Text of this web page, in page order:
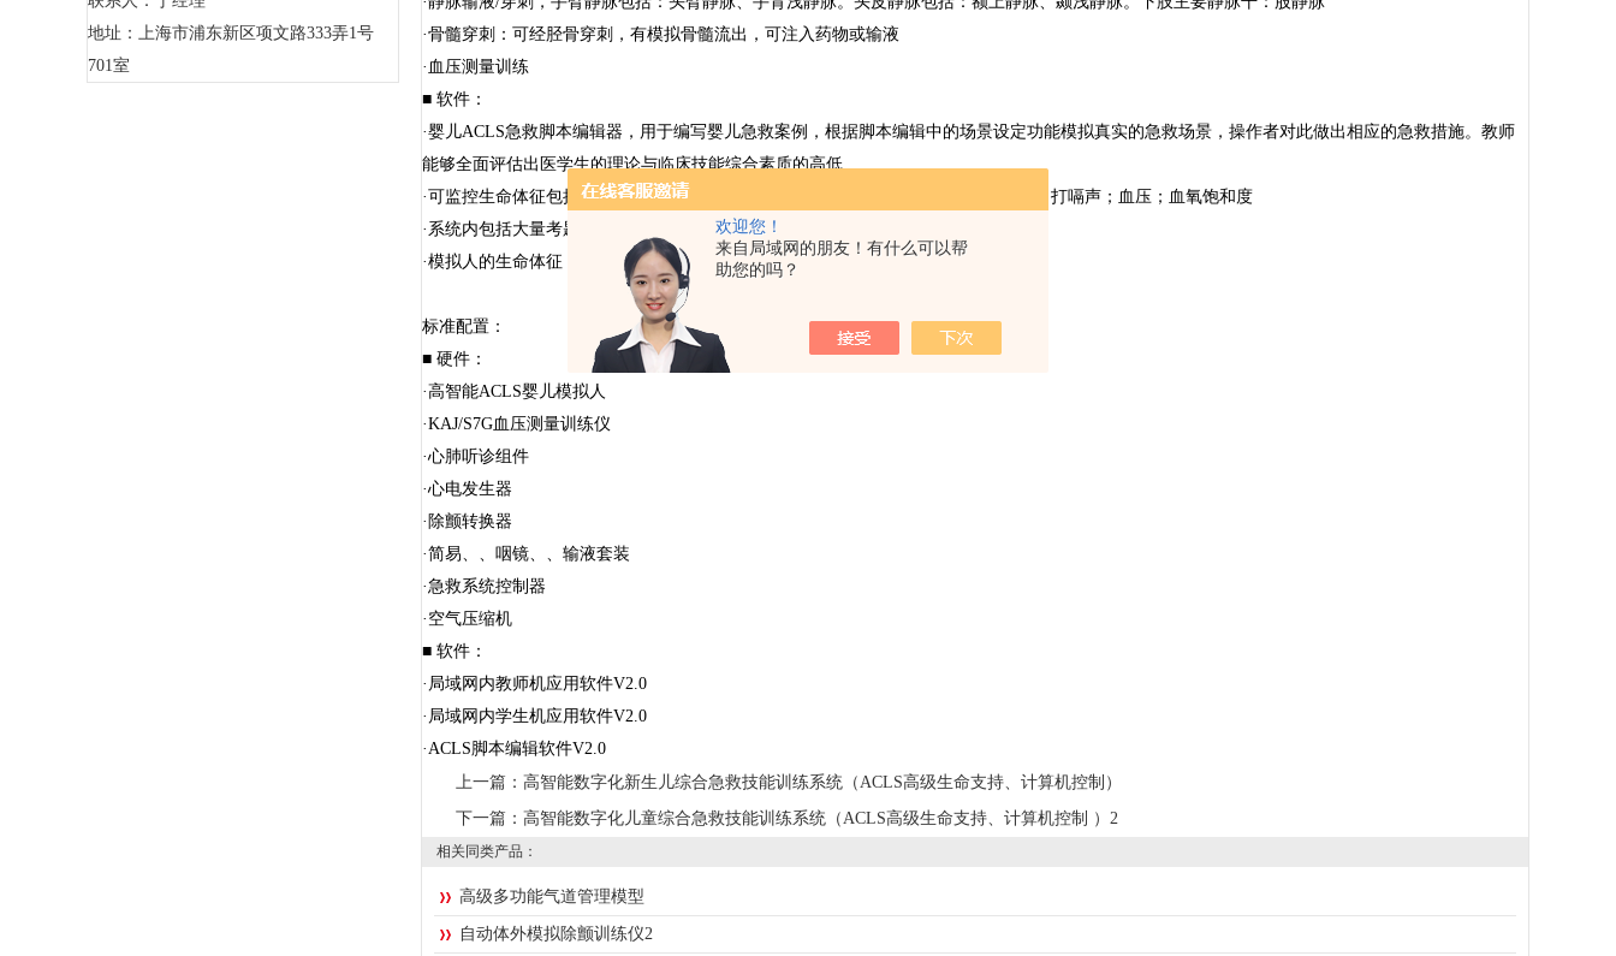
欢迎您！
来自局域网的朋友！有什么可以帮
助您的吗？
地址：上海市浦东新区项文路333弄1号
701室
·骨髓穿刺：可经胫骨穿刺，有模拟骨髓流出，可注入药物或输液
·血压测量训练
■ 软件：
·婴儿ACLS急救脚本编辑器，用于编写婴儿急救案例，根据脚本编辑中的场景设定功能模拟真实的急救场景，操作者对此做出相应的急救措施。教师
能够全面评估出医学生的理论与临床技能综合素质的高低
·可监控生命体征包括：自主呼吸，模拟股动脉，股动脉的搏动；心率；心律；噪声；打嗝声；血压；血氧饱和度
·系统内包括大量考题，心电图，急救理论知识，急救场景，病例等
·模拟人的生命体征，并由外部事件驱动脚本的运行，记录操作日志
标准配置：
■ 硬件：
·高智能ACLS婴儿模拟人
·KAJ/S7G血压测量训练仪
·心肺听诊组件
·心电发生器
·除颤转换器
·简易、、咽镜、、输液套装
·急救系统控制器
·空气压缩机
■ 软件：
·局域网内教师机应用软件V2.0
·局域网内学生机应用软件V2.0
·ACLS脚本编辑软件V2.0
上一篇： 高智能数字化新生儿综合急救技能训练系统（ACLS高级生命支持、计算机控制）
下一篇： 高智能数字化儿童综合急救技能训练系统（ACLS高级生命支持、计算机控制 ）2
相关同类产品：
高级多功能气道管理模型
自动体外模拟除颤训练仪2